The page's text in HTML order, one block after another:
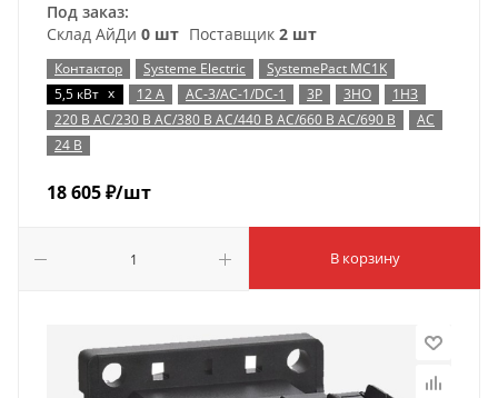
Под заказ:
Склад АйДи 0 шт Поставщик 2 шт
Контактор Systeme Electric
SystemePact MC1K
5,5 кВт x 12 А AC-3/AC-1/DC-1 3P 3НО
1НЗ
220 В AC/230 В AC/380 В AC/440 В AC/660 В AC/690 В
AC
24 В
18 605₽/шт
В корзину